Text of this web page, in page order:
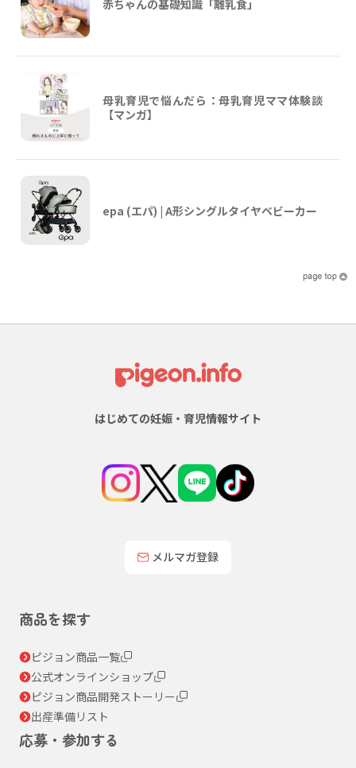
赤ちゃんの基礎知識「離乳食」
母乳育児で悩んだら：母乳育児ママ体験談
【マンガ】
epa (エパ) | A形シングルタイヤベビーカー
はじめての妊娠・育児情報サイト
メルマガ登録
商品を探す
ピジョン商品一覧
公式オンラインショップ
ピジョン商品開発ストーリー
出産準備リスト
応募・参加する